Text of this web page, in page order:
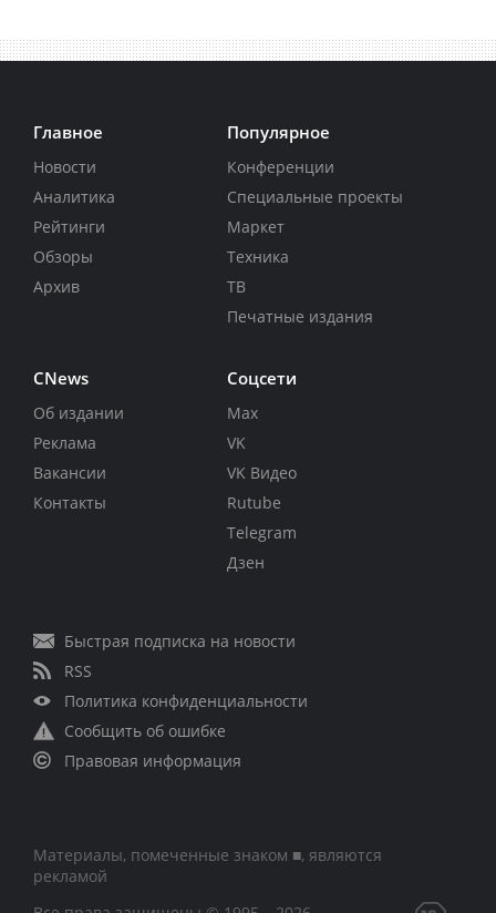
Главное
Новости
Аналитика
Рейтинги
Обзоры
Архив
Популярное
Конференции
Специальные проекты
Маркет
Техника
ТВ
Печатные издания
CNews
Об издании
Реклама
Вакансии
Контакты
Соцсети
Max
VK
VK Видео
Rutube
Telegram
Дзен
Быстрая подписка на новости
RSS
Политика конфиденциальности
Сообщить об ошибке
Правовая информация
Материалы, помеченные знаком ■, являются
рекламой